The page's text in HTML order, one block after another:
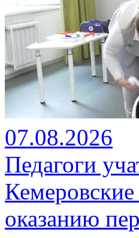
07.08.2026
Педагоги
оказанию